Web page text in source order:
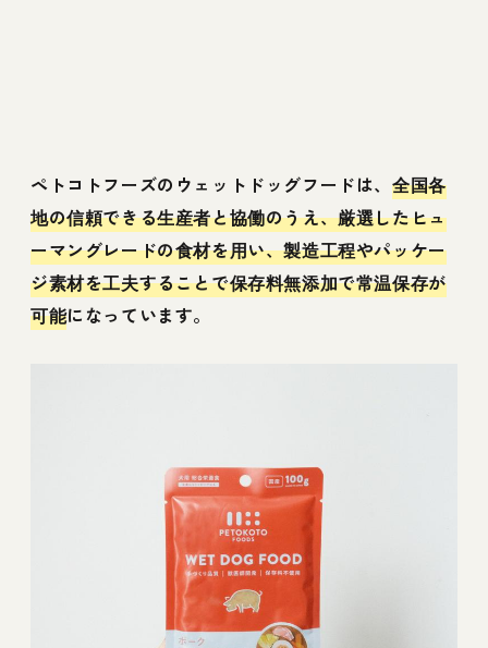
ペトコトフーズのウェットドッグフードは、全国各
地の信頼できる生産者と協働のうえ、厳選したヒュ
ーマングレードの食材を用い、製造工程やパッケー
ジ素材を工夫することで保存料無添加で常温保存が
可能になっています。